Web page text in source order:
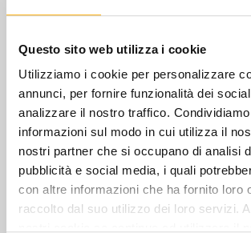
Questo sito web utilizza i cookie
Utilizziamo i cookie per personalizzare
annunci, per fornire funzionalità dei
analizzare il nostro traffico.
informazioni sul modo in cui utilizza il
nostri partner che si occupano di analisi
pubblicità e social media, i quali
con altre informazioni che ha fornito loro
raccolto dal suo utilizzo dei loro servizi.
€ 17,00 + IVA
46 - BUSSOLA POLIG.
mm 15
€16,00 + IVA
46 - BUSSOLA POLIG.
mm 16